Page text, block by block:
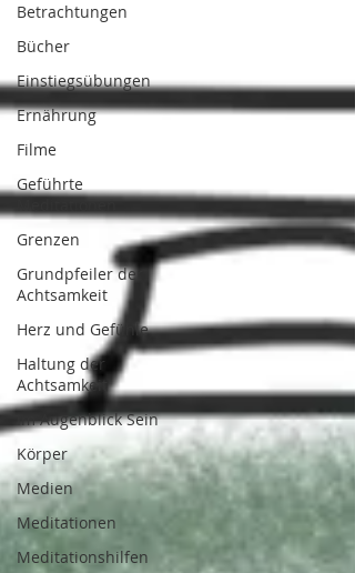
Betrachtungen
Bücher
Einstiegsübungen
Ernährung
Filme
Geführte
Meditationen
Grenzen
Grundpfeiler der
Achtsamkeit
Herz und Gefühle
Haltung der
Achtsamkeit
Im Augenblick Sein
Körper
Medien
Meditationen
Meditationshilfen